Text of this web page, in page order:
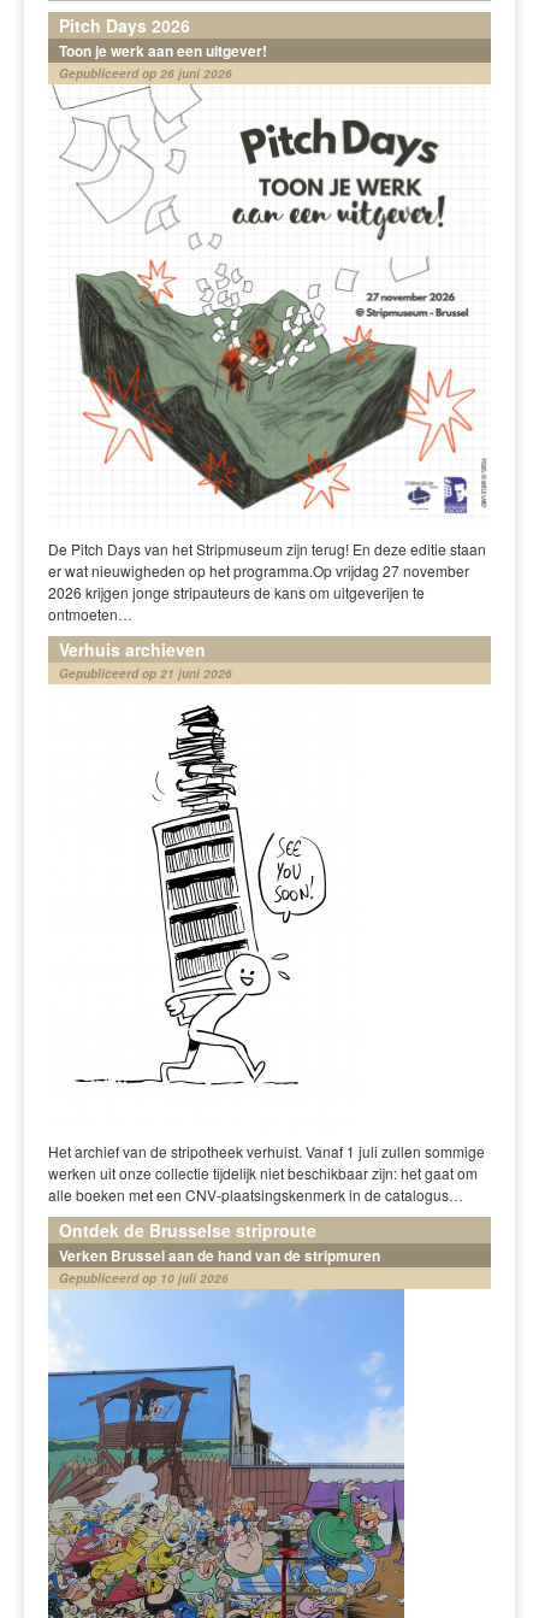
Pitch Days 2026
Toon je werk aan een uitgever!
Gepubliceerd op 26 juni 2026
De Pitch Days van het Stripmuseum zijn terug! En deze editie staan
er wat nieuwigheden op het programma.Op vrijdag 27 november
2026 krijgen jonge stripauteurs de kans om uitgeverijen te
ontmoeten…
Verhuis archieven
Gepubliceerd op 21 juni 2026
Het archief van de stripotheek verhuist. Vanaf 1 juli zullen sommige
werken uit onze collectie tijdelijk niet beschikbaar zijn: het gaat om
alle boeken met een CNV-plaatsingskenmerk in de catalogus…
Ontdek de Brusselse striproute
Verken Brussel aan de hand van de stripmuren
Gepubliceerd op 10 juli 2026